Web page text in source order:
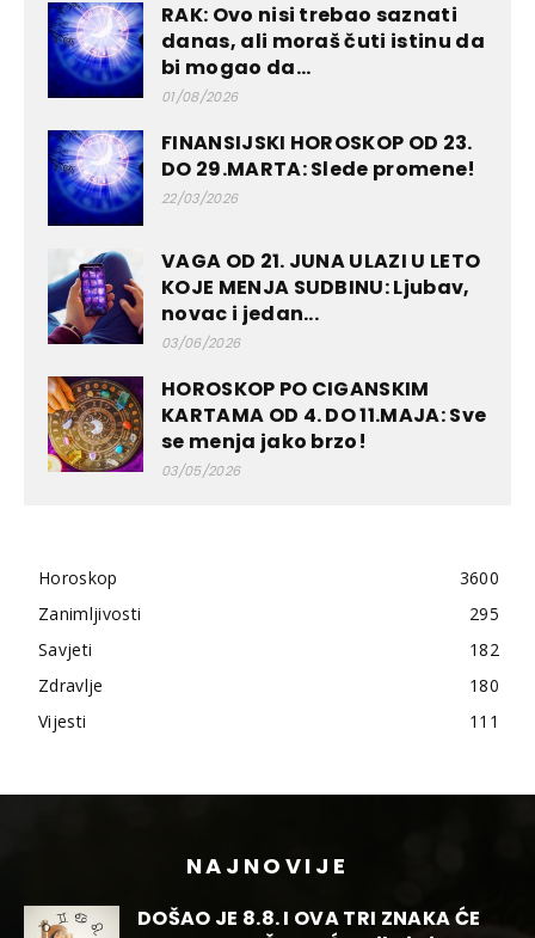
RAK: Ovo nisi trebao saznati
danas, ali moraš čuti istinu da
bi mogao da...
01/08/2026
FINANSIJSKI HOROSKOP OD 23.
DO 29.MARTA: Slede promene!
22/03/2026
VAGA OD 21. JUNA ULAZI U LETO
KOJE MENJA SUDBINU: Ljubav,
novac i jedan...
03/06/2026
HOROSKOP PO CIGANSKIM
KARTAMA OD 4. DO 11.MAJA: Sve
se menja jako brzo!
03/05/2026
Horoskop
3600
Zanimljivosti
295
Savjeti
182
Zdravlje
180
Vijesti
111
NAJNOVIJE
DOŠAO JE 8.8. I OVA TRI ZNAKA ĆE